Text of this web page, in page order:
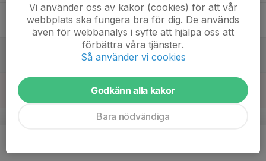
16
Sön
v.8
Mån
Vi använder oss av kakor (cookies) för att vår
webbplats ska fungera bra för dig. De används
även för webbanalys i syfte att hjälpa oss att
förbättra våra tjänster.
Så använder vi cookies
Godkänn alla kakor
Bara nödvändiga